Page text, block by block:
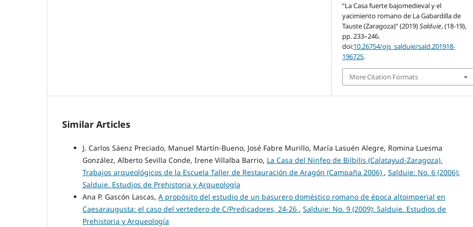
“La Casa fuerte bajomedieval y el
yacimiento romano de La Gabardilla de
Tauste (Zaragoza)” (2019)Salduie, (18-19),
pp. 233–246.
doi:10.26754/ojs_salduie/sald.201918-
196725.
More Citation Formats
Similar Articles
J. Carlos Sáenz Preciado, Manuel Martín-Bueno, José Fabre Murillo, María Lasuén Alegre, Romina Luesma
González, Alberto Sevilla Conde, Irene Villalba Barrio, La Casa del Ninfeo de Bilbilis (Calatayud-Zaragoza).
Trabajos arqueológicos de la Escuela Taller de Restauración de Aragón (Campaña 2006) , Salduie: No. 6 (2006):
Salduie. Estudios de Prehistoria y Arqueología
Ana P. Gascón Lascas, A propósito del estudio de un basurero doméstico romano de época altoimperial en
Caesaraugusta: el caso del vertedero de C/Predicadores, 24-26 , Salduie: No. 9 (2009): Salduie. Estudios de
Prehistoria y Arqueología